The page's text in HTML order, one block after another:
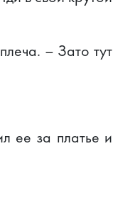
– Зато тут
ее за платье и